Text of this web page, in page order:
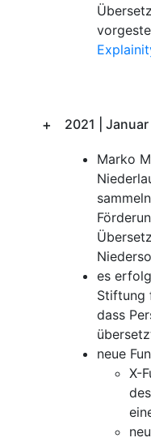
2021 | Januar
Marko
es
Stiftung
dass
neue
X-